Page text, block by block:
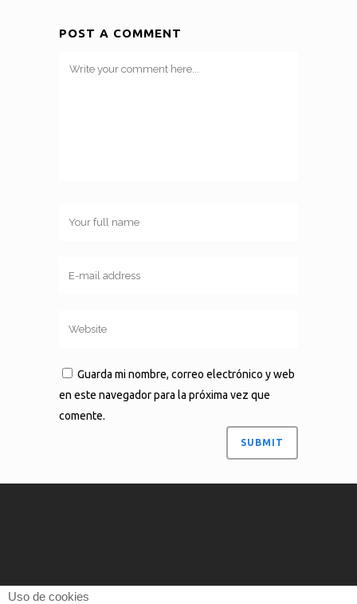
POST A COMMENT
Guarda mi nombre, correo electrónico y web
en este navegador para la próxima vez que
comente.
Uso de cookies